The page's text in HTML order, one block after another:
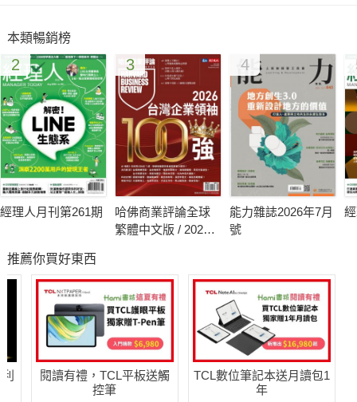
本類暢銷榜
2
經理人月刊第261期
3
哈佛商業評論全球
繁體中文版 / 2026
4
能力雜誌2026年7月
號
推薦你買好東西
閱讀有禮，TCL平板送觸
控筆
TCL數位筆記本送月讀包1
年